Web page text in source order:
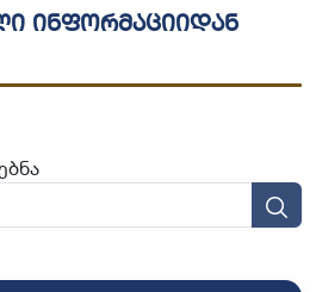
ინფორმაციიდან